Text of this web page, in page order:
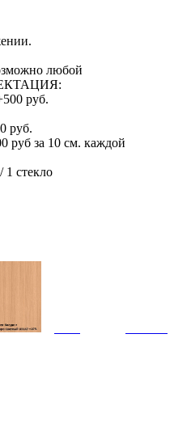
любой
руб.
руб.
руб за 10 см. каждой
1 стекло